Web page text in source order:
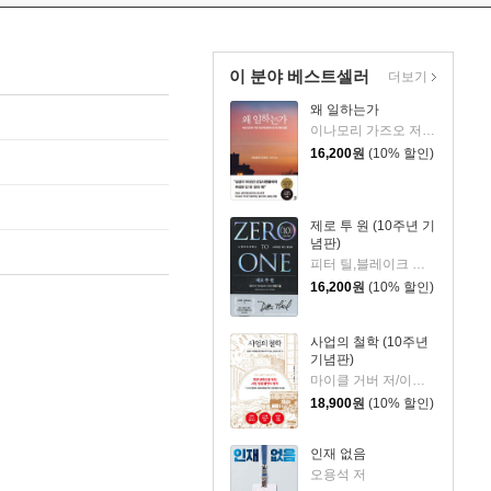
이 분야 베스트셀러
왜 일하는가
이나모리 가즈오 저/김윤경 역
16,200원 (10% 할인)
제로 투 원 (10주년 기
념판)
피터 틸,블레이크 매스터스 공저/이지연
16,200원 (10% 할인)
사업의 철학 (10주년
기념판)
18,900원 (10% 할인)
인재 없음
오용석 저
더보기